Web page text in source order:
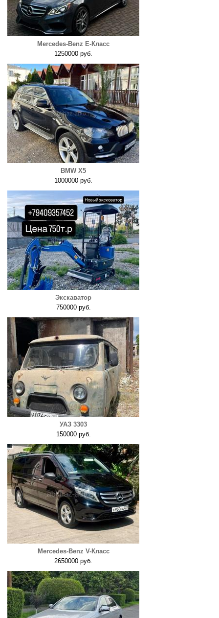
Mercedes-Benz E-Класс
1250000 руб.
BMW X5
1000000 руб.
Экскаватор
750000 руб.
УАЗ 3303
150000 руб.
Mercedes-Benz V-Класс
2650000 руб.